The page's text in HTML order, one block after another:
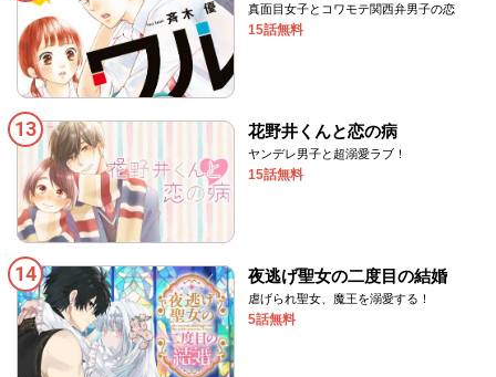
真面目女子とコワモテ関西弁男子の恋
15話無料
13 花野井くんと恋の病
ヤンデレ男子と超溺愛ラブ！
15話無料
14 夜逃げ聖女の二度目の結婚
虐げられ聖女、魔王を溺愛する！
5話無料